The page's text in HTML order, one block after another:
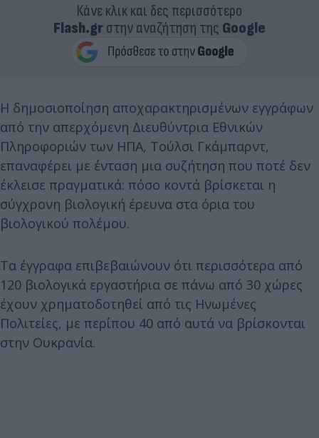
Κάνε κλικ και δες περισσότερο
Flash.grστην αναζήτηση της Google
Η δημοσιοποίηση αποχαρακτηρισμένων εγγράφων
από την απερχόμενη Διευθύντρια Εθνικών
Πληροφοριών των ΗΠΑ, Τούλσι Γκάμπαρντ,
επαναφέρει με ένταση μια συζήτηση που ποτέ δεν
έκλεισε πραγματικά: πόσο κοντά βρίσκεται η
σύγχρονη βιολογική έρευνα στα όρια του
βιολογικού πολέμου.
Τα έγγραφα επιβεβαιώνουν ότι περισσότερα από
120 βιολογικά εργαστήρια σε πάνω από 30 χώρες
έχουν χρηματοδοτηθεί από τις Ηνωμένες
Πολιτείες, με περίπου 40 από αυτά να βρίσκονται
στην Ουκρανία.